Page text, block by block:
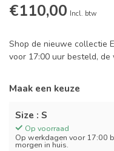
€110,00 Incl. btw
Shop de nieuwe collectie
voor 17:00 uur besteld,
Maak een keuze
Size : S
Op voorraad
Op werkdagen voor 17:00
morgen in huis.